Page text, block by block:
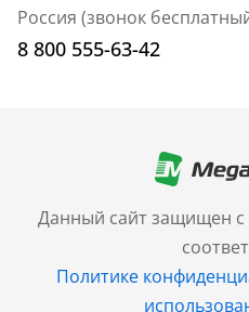
Данный сайт защищен
Политике
Россия (звонок
8 800 555-63-42
+7 (499) 705-30-10
Санкт-Петербург
+7 (812) 600-77-33
Барнаул